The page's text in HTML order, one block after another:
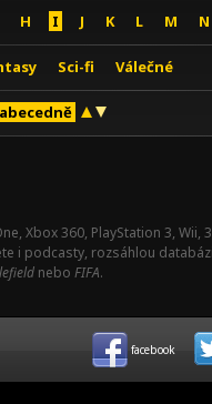
H I J K L M N
Sci-fi Válečné
abecedně
Xbox 360, PlayStation 3,
i podcasty, rozsáhlou
nebo FIFA.
facebook